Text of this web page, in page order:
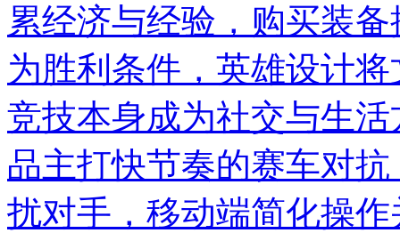
累经济与经验，购买装
为胜利条件，英雄设计
竞技本身成为社交与生
品主打快节奏的赛车对
扰对手，移动端简化操